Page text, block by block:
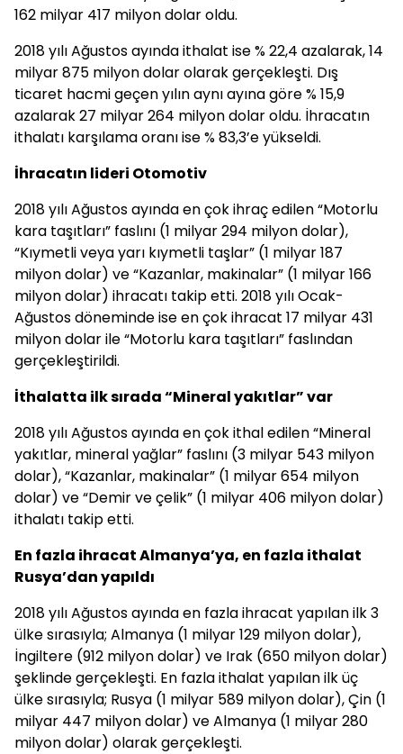
162 milyar 417 milyon dolar oldu.
2018 yılı Ağustos ayında ithalat ise % 22,4 azalarak, 14
milyar 875 milyon dolar olarak gerçekleşti. Dış
ticaret hacmi geçen yılın aynı ayına göre % 15,9
azalarak 27 milyar 264 milyon dolar oldu. İhracatın
ithalatı karşılama oranı ise % 83,3’e yükseldi.
İhracatın lideri Otomotiv
2018 yılı Ağustos ayında en çok ihraç edilen “Motorlu
kara taşıtları” faslını (1 milyar 294 milyon dolar),
“Kıymetli veya yarı kıymetli taşlar” (1 milyar 187
milyon dolar) ve “Kazanlar, makinalar” (1 milyar 166
milyon dolar) ihracatı takip etti. 2018 yılı Ocak-
Ağustos döneminde ise en çok ihracat 17 milyar 431
milyon dolar ile “Motorlu kara taşıtları” faslından
gerçekleştirildi.
İthalatta ilk sırada “Mineral yakıtlar” var
2018 yılı Ağustos ayında en çok ithal edilen “Mineral
yakıtlar, mineral yağlar” faslını (3 milyar 543 milyon
dolar), “Kazanlar, makinalar” (1 milyar 654 milyon
dolar) ve “Demir ve çelik” (1 milyar 406 milyon dolar)
ithalatı takip etti.
En fazla ihracat Almanya’ya, en fazla ithalat
Rusya’dan yapıldı
2018 yılı Ağustos ayında en fazla ihracat yapılan ilk 3
ülke sırasıyla; Almanya (1 milyar 129 milyon dolar),
İngiltere (912 milyon dolar) ve Irak (650 milyon dolar)
şeklinde gerçekleşti. En fazla ithalat yapılan ilk üç
ülke sırasıyla; Rusya (1 milyar 589 milyon dolar), Çin (1
milyar 447 milyon dolar) ve Almanya (1 milyar 280
milyon dolar) olarak gerçekleşti.